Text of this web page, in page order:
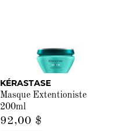
KÉRASTASE
Masque Extentioniste
200ml
92,00 $